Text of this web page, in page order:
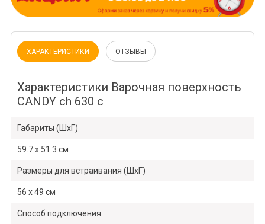
ХАРАКТЕРИСТИКИ ОТЗЫВЫ
Характеристики Варочная поверхность
CANDY ch 630 c
Габариты (ШхГ)
59.7 x 51.3 см
Размеры для встраивания (ШхГ)
56 x 49 см
Способ подключения